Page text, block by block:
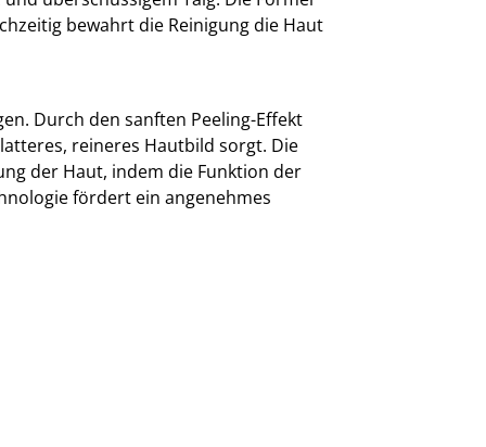
bewahrt die Reinigung die Haut
Durch den sanften Peeling-Effekt
reineres Hautbild sorgt. Die
der Haut, indem die Funktion der
fördert ein angenehmes